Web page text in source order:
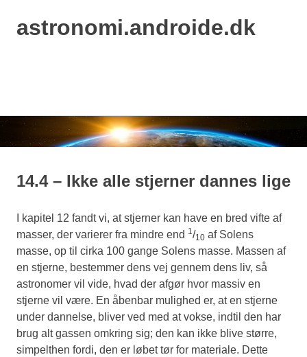
Skip
astronomi.androide.dk
14.4 – Ikke alle stjerner dannes lige
I kapitel 12 fandt vi, at stjerner kan have en bred vifte af
masser, der varierer fra mindre end 1/10 af Solens
masse, op til cirka 100 gange Solens masse. Massen af
en stjerne, bestemmer dens vej gennem dens liv, så
astronomer vil vide, hvad der afgør hvor massiv en
stjerne vil være. En åbenbar mulighed er, at en stjerne
under dannelse, bliver ved med at vokse, indtil den har
brug alt gassen omkring sig; den kan ikke blive større,
simpelthen fordi, den er løbet tør for materiale. Dette